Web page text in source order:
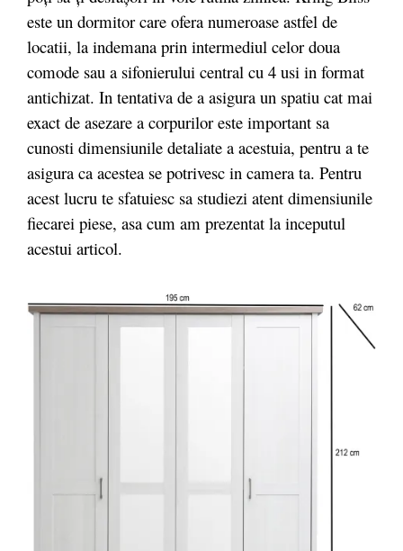
este un dormitor care ofera numeroase astfel de
locatii, la indemana prin intermediul celor doua
comode sau a sifonierului central cu 4 usi in format
antichizat. In tentativa de a asigura un spatiu cat mai
exact de asezare a corpurilor este important sa
cunosti dimensiunile detaliate a acestuia, pentru a te
asigura ca acestea se potrivesc in camera ta. Pentru
acest lucru te sfatuiesc sa studiezi atent dimensiunile
fiecarei piese, asa cum am prezentat la inceputul
acestui articol.